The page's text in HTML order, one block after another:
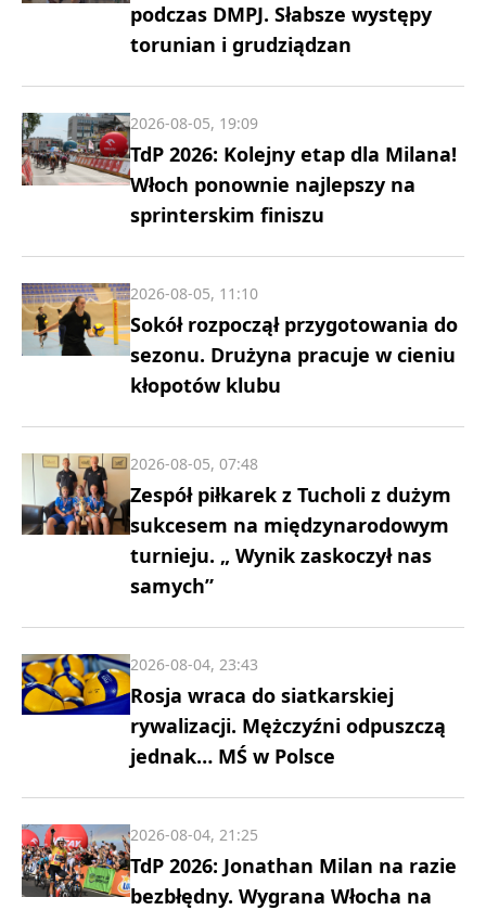
podczas DMPJ. Słabsze występy
torunian i grudziądzan
TdP 2026: Kolejny etap dla Milana!
Włoch ponownie najlepszy na
sprinterskim finiszu
2026-08-05, 19:09
Sokół rozpoczął przygotowania do
sezonu. Drużyna pracuje w cieniu
kłopotów klubu
2026-08-05, 11:10
Zespół piłkarek z Tucholi z dużym
sukcesem na międzynarodowym
turnieju. „ Wynik zaskoczył nas
samych”
2026-08-05, 07:48
Rosja wraca do siatkarskiej
rywalizacji. Mężczyźni odpuszczą
jednak… MŚ w Polsce
2026-08-04, 23:43
TdP 2026: Jonathan Milan na razie
bezbłędny. Wygrana Włocha na
2026-08-04, 21:25